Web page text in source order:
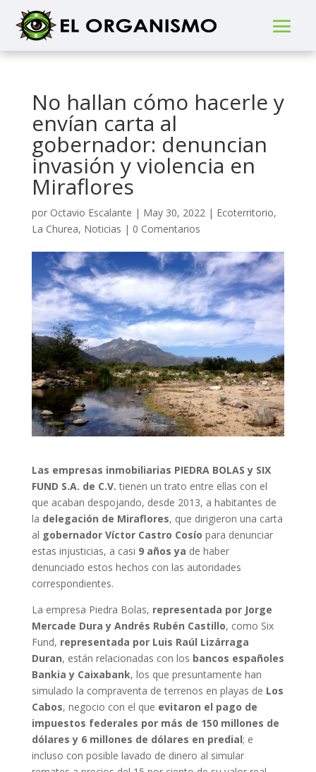
No hallan cómo hacerle y
envían carta al
gobernador: denuncian
invasión y violencia en
Miraflores
por Octavio Escalante | May 30, 2022| Ecoterritorio,
La Churea, Noticias | 0 Comentarios
Las empresas inmobiliarias PIEDRA BOLAS y SIX
FUND S.A. de C.V. tienen un trato entre ellas con el
que acaban despojando, desde 2013, a habitantes de
la delegación de Miraflores, que dirigieron una carta
al gobernador Víctor Castro Cosío para denunciar
estas injusticias, a casi 9 años ya de haber
denunciado estos hechos con las autoridades
correspondientes.
La empresa Piedra Bolas, representada por Jorge
Mercade Dura y Andrés Rubén Castillo, como Six
Fund, representada por Luis Raúl Lizárraga
Duran, están relacionadas con los bancos españoles
Bankia y Caixabank, los que presuntamente han
simulado la compraventa de terrenos en playas de Los
Cabos, negocio con el que evitaron el pago de
impuestos federales por más de 150 millones de
dólares y 6 millones de dólares en predial; e
incluso con posible lavado de dinero al simular